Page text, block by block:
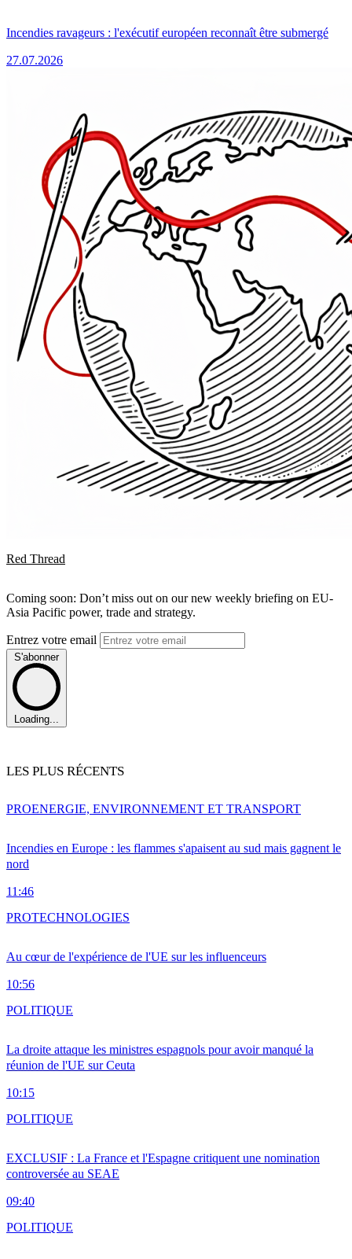
Incendies ravageurs : l'exécutif européen reconnaît être submergé
27.07.2026
Red Thread
Coming soon: Don’t miss out on our new weekly briefing on EU-
Asia Pacific power, trade and strategy.
Entrez votre email
S'abonner
Loading...
LES PLUS RÉCENTS
Incendies en Europe : les flammes s'apaisent au sud mais gagnent le
nord
11:46
PROENERGIE, ENVIRONNEMENT ET TRANSPORT
Au cœur de l'expérience de l'UE sur les influenceurs
10:56
PROTECHNOLOGIES
La droite attaque les ministres espagnols pour avoir manqué la
réunion de l'UE sur Ceuta
10:15
POLITIQUE
EXCLUSIF : La France et l'Espagne critiquent une nomination
controversée au SEAE
09:40
POLITIQUE
POLITIQUE